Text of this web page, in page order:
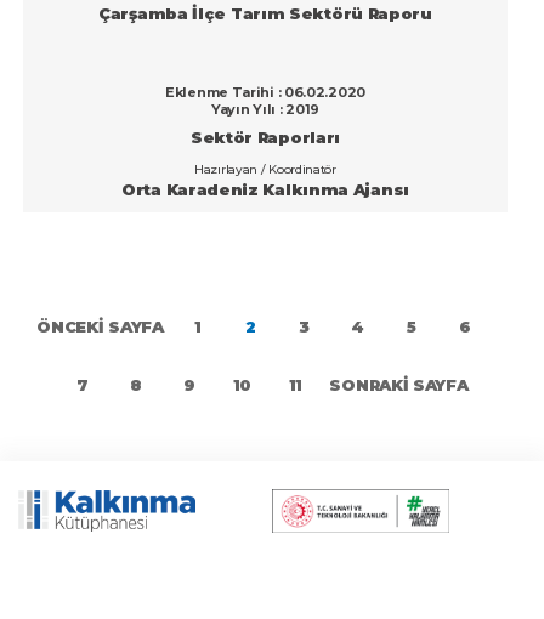
Çarşamba İlçe Tarım Sektörü Raporu
Eklenme Tarihi : 06.02.2020
Yayın Yılı : 2019
Sektör Raporları
Hazırlayan / Koordinatör
Orta Karadeniz Kalkınma Ajansı
ÖNCEKİ SAYFA 1 2 3 4 5 6
7 8 9 10 11 SONRAKİ SAYFA